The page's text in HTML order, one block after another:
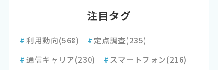
注目タグ
#利用動向(568) # 定点調査(235)
#通信キャリア(230) # スマートフォン(216)